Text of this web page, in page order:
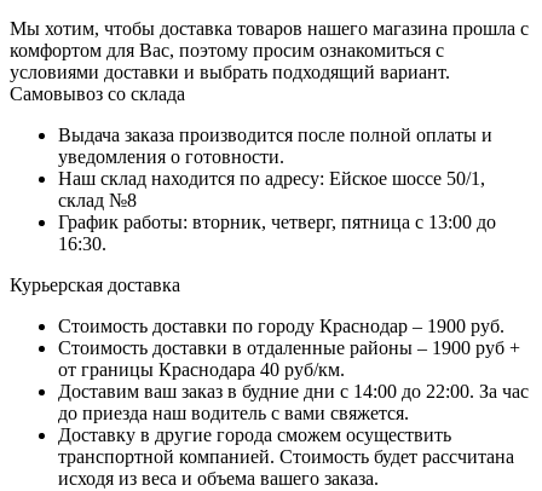
Мы хотим, чтобы доставка товаров нашего магазина прошла с
комфортом для Вас, поэтому просим ознакомиться с
условиями доставки и выбрать подходящий вариант.
Самовывоз со склада
Выдача заказа производится после полной оплаты и
уведомления о готовности.
Наш склад находится по адресу: Ейское шоссе 50/1,
склад №8
График работы: вторник, четверг, пятница с 13:00 до
16:30.
Курьерская доставка
Стоимость доставки по городу Краснодар – 1900 руб.
Стоимость доставки в отдаленные районы – 1900 руб +
от границы Краснодара 40 руб/км.
Доставим ваш заказ в будние дни с 14:00 до 22:00. За час
до приезда наш водитель с вами свяжется.
Доставку в другие города сможем осуществить
транспортной компанией. Стоимость будет рассчитана
исходя из веса и объема вашего заказа.